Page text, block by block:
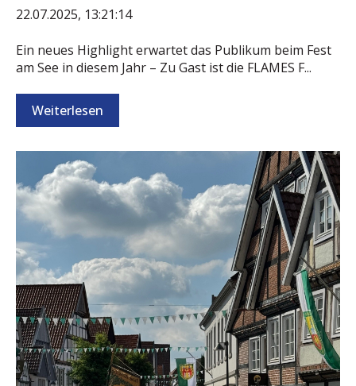
22.07.2025, 13:21:14
Ein neues Highlight erwartet das Publikum beim Fest
am See in diesem Jahr – Zu Gast ist die FLAMES F...
Weiterlesen